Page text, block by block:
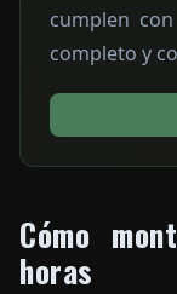
cumplen
completo y
Cómo
horas